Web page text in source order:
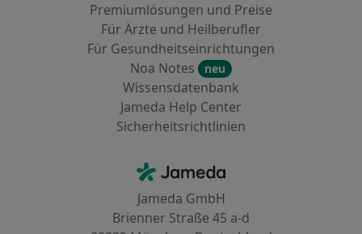
Premiumlösungen und Preise
Für Ärzte und Heilberufler
Für Gesundheitseinrichtungen
Noa Notes
neu
Wissensdatenbank
Jameda Help Center
Sicherheitsrichtlinien
Jameda - Startseite
Jameda GmbH
Brienner Straße 45 a-d